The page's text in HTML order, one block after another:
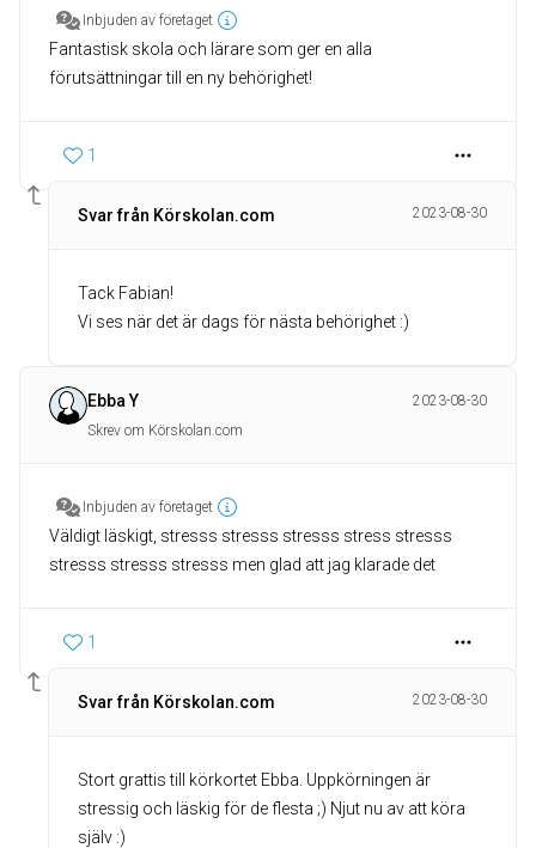
Inbjuden av företaget
Fantastisk skola och lärare som ger en alla
förutsättningar till en ny behörighet!
1
Svar från Körskolan.com 2023-08-30
Tack Fabian!
Vi ses när det är dags för nästa behörighet :)
Ebba Y
2023-08-30
Skrev om Körskolan.com
Inbjuden av företaget
Väldigt läskigt, stresss stresss stresss stress stresss
stresss stresss stresss men glad att jag klarade det
1
Svar från Körskolan.com 2023-08-30
Stort grattis till körkortet Ebba. Uppkörningen är
stressig och läskig för de flesta ;) Njut nu av att köra
själv :)